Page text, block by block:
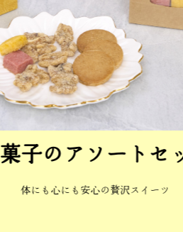
あまおうサンド
あまおうを存分に使った贅沢クッキーサン